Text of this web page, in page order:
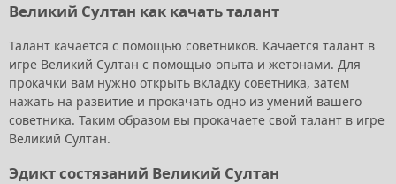
Великий Султан как качать талант
Талант качается с помощью советников. Качается талант в
игре Великий Султан с помощью опыта и жетонами. Для
прокачки вам нужно открыть вкладку советника, затем
нажать на развитие и прокачать одно из умений вашего
советника. Таким образом вы прокачаете свой талант в игре
Великий Султан.
Эдикт состязаний Великий Султан